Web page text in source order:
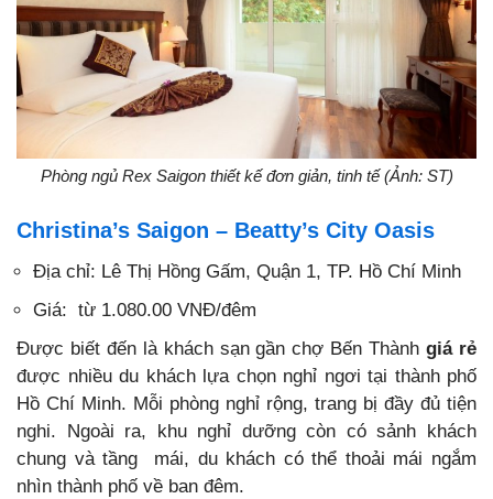
Phòng ngủ Rex Saigon thiết kế đơn giản, tinh tế (Ảnh: ST)
Christina’s Saigon – Beatty’s City Oasis
Địa chỉ: Lê Thị Hồng Gấm, Quận 1, TP. Hồ Chí Minh
Giá: từ 1.080.00 VNĐ/đêm
Được biết đến là khách sạn gần chợ Bến Thành giá rẻ
được nhiều du khách lựa chọn nghỉ ngơi tại thành phố
Hồ Chí Minh. Mỗi phòng nghỉ rộng, trang bị đầy đủ tiện
nghi. Ngoài ra, khu nghỉ dưỡng còn có sảnh khách
chung và tầng mái, du khách có thể thoải mái ngắm
nhìn thành phố về ban đêm.